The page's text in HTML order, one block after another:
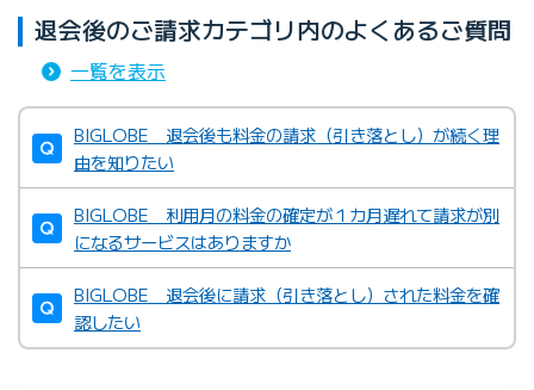
退会後のご請求カテゴリ内のよくあるご質問
一覧を表示
BIGLOBE 退会後も料金の請求（引き落とし）が続く理
由を知りたい
BIGLOBE 利用月の料金の確定が１カ月遅れて請求が別
になるサービスはありますか
BIGLOBE 退会後に請求（引き落とし）された料金を確
認したい